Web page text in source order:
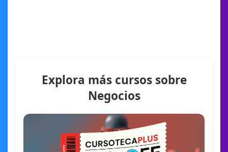
Explora más cursos sobre
Negocios